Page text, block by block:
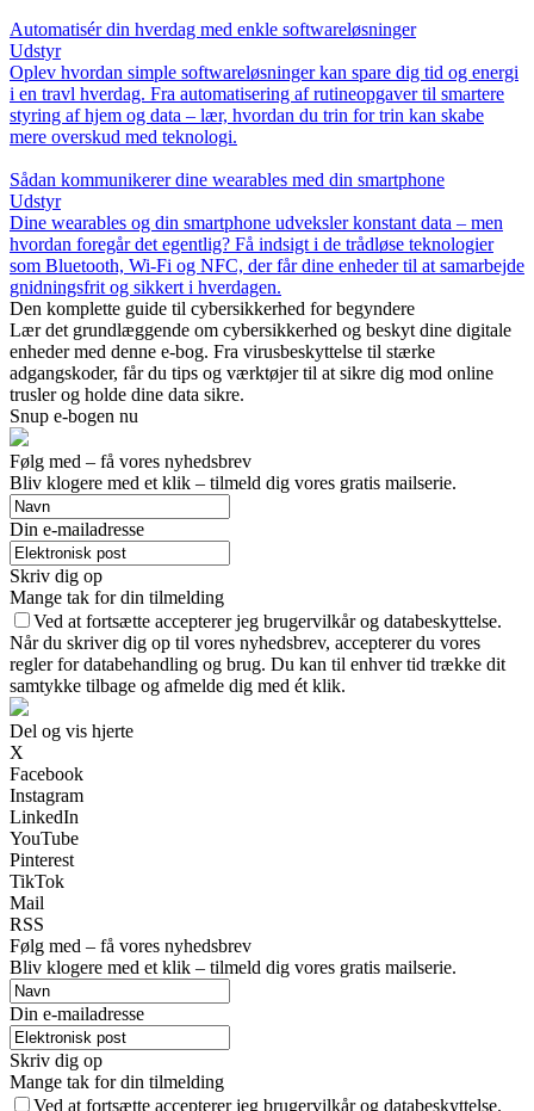
Automatisér din hverdag med enkle softwareløsninger
Udstyr
Oplev hvordan simple softwareløsninger kan spare dig tid og energi
i en travl hverdag. Fra automatisering af rutineopgaver til smartere
styring af hjem og data – lær, hvordan du trin for trin kan skabe
mere overskud med teknologi.
Sådan kommunikerer dine wearables med din smartphone
Udstyr
Dine wearables og din smartphone udveksler konstant data – men
hvordan foregår det egentlig? Få indsigt i de trådløse teknologier
som Bluetooth, Wi-Fi og NFC, der får dine enheder til at samarbejde
gnidningsfrit og sikkert i hverdagen.
Den komplette guide til cybersikkerhed for begyndere
Lær det grundlæggende om cybersikkerhed og beskyt dine digitale
enheder med denne e-bog. Fra virusbeskyttelse til stærke
adgangskoder, får du tips og værktøjer til at sikre dig mod online
trusler og holde dine data sikre.
Snup e-bogen nu
Følg med – få vores nyhedsbrev
Bliv klogere med et klik – tilmeld dig vores gratis mailserie.
Din e-mailadresse
Skriv dig op
Mange tak for din tilmelding
Ved at fortsætte accepterer jeg brugervilkår og databeskyttelse.
Når du skriver dig op til vores nyhedsbrev, accepterer du vores
regler for databehandling og brug. Du kan til enhver tid trække dit
samtykke tilbage og afmelde dig med ét klik.
Del og vis hjerte
X
Facebook
Instagram
LinkedIn
YouTube
Pinterest
TikTok
Mail
RSS
Følg med – få vores nyhedsbrev
Bliv klogere med et klik – tilmeld dig vores gratis mailserie.
Din e-mailadresse
Skriv dig op
Mange tak for din tilmelding
Ved at fortsætte accepterer jeg brugervilkår og databeskyttelse.